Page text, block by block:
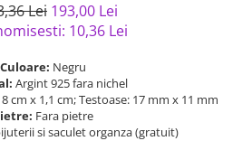
Lei 193,00 Lei
10,36 Lei
Culoare: Negru
Argint 925 fara nichel
cm x 1,1 cm; Testoase: 17 mm x 11 mm
Fara pietre
si saculet organza (gratuit)